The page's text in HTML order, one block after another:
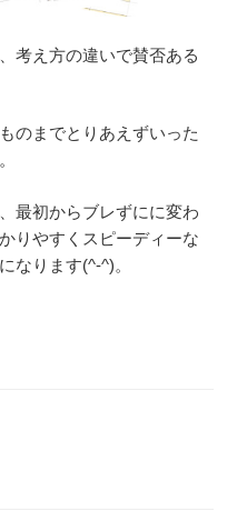
考え方の違いで賛否ある
のまでとりあえずいった
最初からブレずにに変わ
りやすくスピーディーな
なります(^-^)。